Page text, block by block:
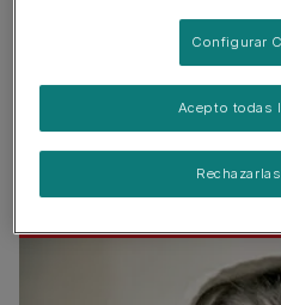
¿Por qué los
Configurar
Acepto todas